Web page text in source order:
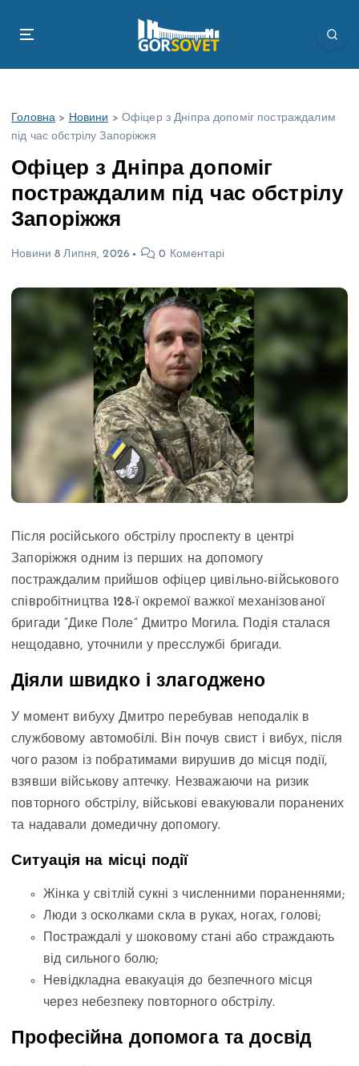
Головна > Новини > Офіцер з Дніпра допоміг постраждалим
під час обстрілу Запоріжжя
Офіцер з Дніпра допоміг
постраждалим під час обстрілу
Запоріжжя
Новини 8 Липня, 2026 0 Коментарі
Після російського обстрілу проспекту в центрі
Запоріжжя одним із перших на допомогу
постраждалим прийшов офіцер цивільно-військового
співробітництва 128-ї окремої важкої механізованої
бригади “Дике Поле” Дмитро Могила. Подія сталася
нещодавно, уточнили у пресслужбі бригади.
Діяли швидко і злагоджено
У момент вибуху Дмитро перебував неподалік в
службовому автомобілі. Він почув свист і вибух, після
чого разом із побратимами вирушив до місця події,
взявши військову аптечку. Незважаючи на ризик
повторного обстрілу, військові евакуювали поранених
та надавали домедичну допомогу.
Ситуація на місці події
Жінка у світлій сукні з численними пораненнями;
Люди з осколками скла в руках, ногах, голові;
Постраждалі у шоковому стані або страждають
від сильного болю;
Невідкладна евакуація до безпечного місця
через небезпеку повторного обстрілу.
Професійна допомога та досвід